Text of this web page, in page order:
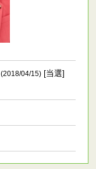
(2018/04/15) [当選]